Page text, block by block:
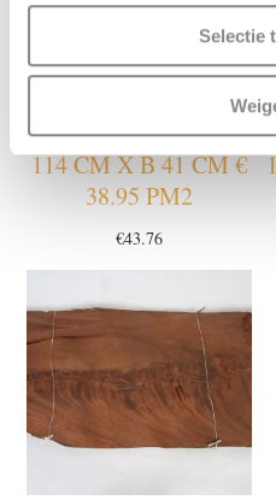
Selectie
BLOEMMAHONIE L
114 CM X B 41 CM €
38.95 PM2
€43.76